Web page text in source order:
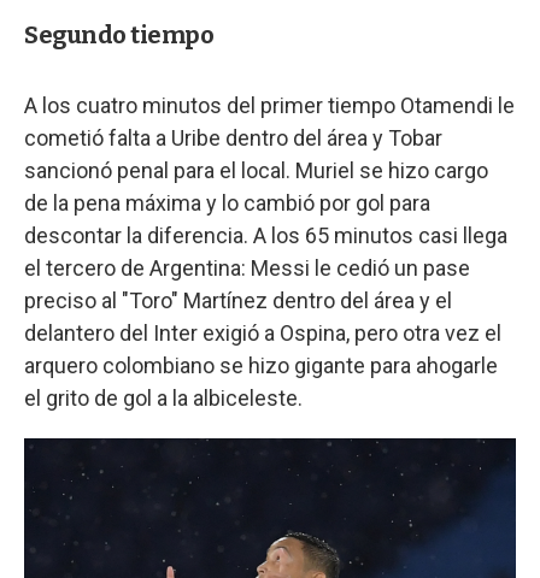
Segundo tiempo
A los cuatro minutos del primer tiempo Otamendi le
cometió falta a Uribe dentro del área y Tobar
sancionó penal para el local. Muriel se hizo cargo
de la pena máxima y lo cambió por gol para
descontar la diferencia. A los 65 minutos casi llega
el tercero de Argentina: Messi le cedió un pase
preciso al "Toro" Martínez dentro del área y el
delantero del Inter exigió a Ospina, pero otra vez el
arquero colombiano se hizo gigante para ahogarle
el grito de gol a la albiceleste.